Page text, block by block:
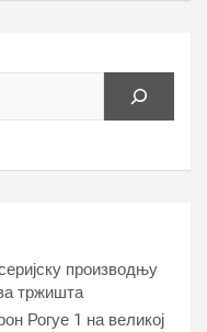
производњу
тржишта
Рогуе 1 на великој